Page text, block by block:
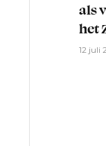
als
het
12 juli